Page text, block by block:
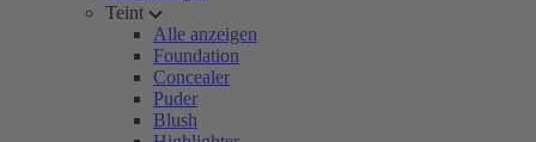
Teint
Alle anzeigen
Foundation
Concealer
Puder
Blush